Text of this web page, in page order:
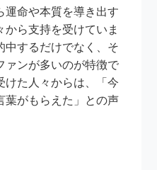
運命や本質を導き出す
ら支持を受けていま
中するだけでなく、そ
ァンが多いのが特徴で
けた人々からは、「今
葉がもらえた」との声